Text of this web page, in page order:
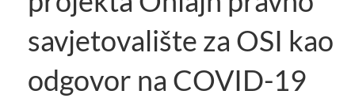
savjetovalište za OSI kao
odgovor na COVID-19